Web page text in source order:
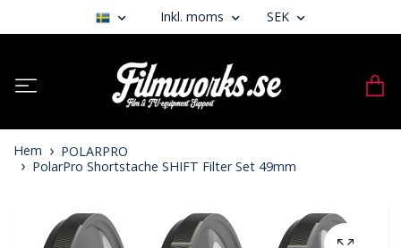
Inkl. moms SEK
Hem
POLARPRO
PolarPro Shortstache SHIFT Filter Set 49mm